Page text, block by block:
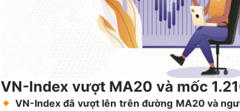
VN-Index vượt MA20 và mốc
VN-Index đã vượt lên trên đường MA20 và